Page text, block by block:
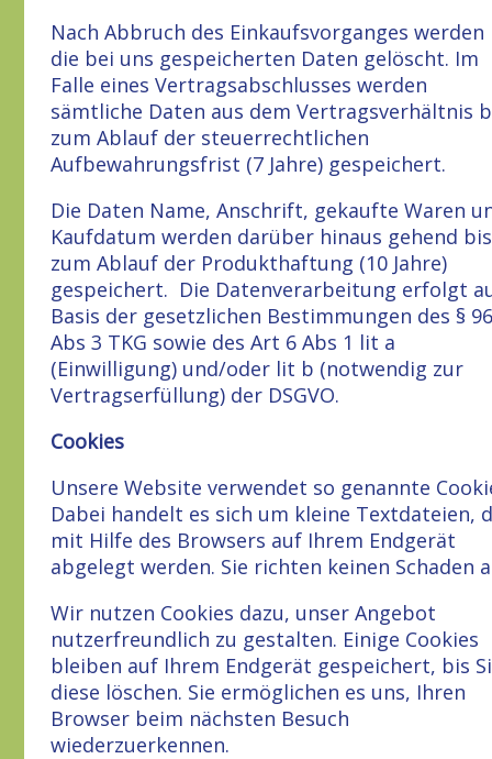
Nach Abbruch des Einkaufsvorganges werden
die bei uns gespeicherten Daten gelöscht. Im
Falle eines Vertragsabschlusses werden
sämtliche Daten aus dem Vertragsverhältnis
zum Ablauf der steuerrechtlichen
Aufbewahrungsfrist (7 Jahre) gespeichert.
Die Daten Name, Anschrift, gekaufte Waren
Kaufdatum werden darüber hinaus gehend bis
zum Ablauf der Produkthaftung (10 Jahre)
gespeichert. Die Datenverarbeitung erfolgt
Basis der gesetzlichen Bestimmungen des § 96
Abs 3 TKG sowie des Art 6 Abs 1 lit a
(Einwilligung) und/oder lit b (notwendig zur
Vertragserfüllung) der DSGVO.
Cookies
Unsere Website verwendet so genannte
Dabei handelt es sich um kleine Textdateien,
mit Hilfe des Browsers auf Ihrem Endgerät
abgelegt werden. Sie richten keinen Schaden
Wir nutzen Cookies dazu, unser Angebot
nutzerfreundlich zu gestalten. Einige Cookies
bleiben auf Ihrem Endgerät gespeichert, bis
diese löschen. Sie ermöglichen es uns, Ihren
Browser beim nächsten Besuch
wiederzuerkennen.